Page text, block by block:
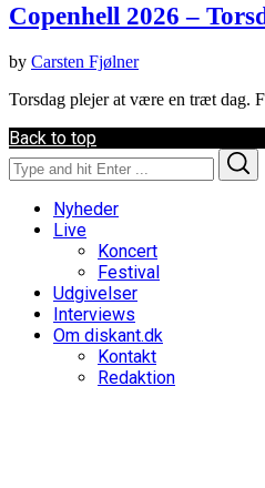
Copenhell 2026 –
by Carsten Fjølner
Torsdag plejer at være en træt dag.
Back to top
Search
for:
Nyheder
Live
Koncert
Festival
Udgivelser
Interviews
Om diskant.dk
Kontakt
Redaktion